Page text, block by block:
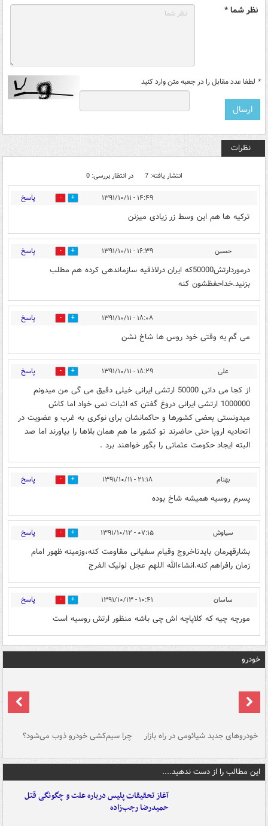
نظر شما *
* لطفا عدد مقابل را در جعبه متن وارد کنید
نظرات
انتشار یافته: 7 در انتظار بررسی: 0
۱۴:۴۹ - ۱۳۹۱/۱۰/۱۱ 0 پاسخ
ترکیه ها هم این وسط زر زیادی میزنن
حسین ۱۶:۳۹ - ۱۳۹۱/۱۰/۱۱ 0 پاسخ
درموردارتش50000که ایران درلاذقیه سازماندهی کرده هم مطلب
بزنید.خداحفظشون کنه
۱۸:۰۸ - ۱۳۹۱/۱۰/۱۱ 0 پاسخ
می گم یه وقتی خود روس ها شاخ نشن
علی ۱۸:۲۹ - ۱۳۹۱/۱۰/۱۱ 0 پاسخ
از کجا می دانی 50000 ارتشی ایرانی خیلی دقیق می گی من میدونم
1000000 ارتشی ایرانی دروغ گفتن که اثبات نمی خواد اما کاش
میدونستی بعضی کشورها و حاکمانشان برای نوکری به غرب و عضویت در
اتحادیه اروپا حتی حاضرند تو کشور ما هم همان بلاها را بیاورند اما صد
البته ایجاد حکومت عثمانی را بگور خواهند برد .
بهنام ۲۱:۱۸ - ۱۳۹۱/۱۰/۱۱ 0 پاسخ
پسرم روسیه همیشه شاخ بوده
سیاوش ۰۷:۱۵ - ۱۳۹۱/۱۰/۱۲ 0 پاسخ
بشارقهرمان بایدتاخروج وقیام سفیانی مقاومت کنه،وزمینه ظهور امام
زمان رافراهم کنه.انشاءالله اللهم عجل لولیک الفرج‎ ‎
ساسان ۱۰:۴۱ - ۱۳۹۱/۱۰/۱۳ 0 پاسخ
مورچه چیه که کلاپاچه اش چی باشه منظور ارتش روسیه است
خودرو
خودروهای جدید شیائومی در راه بازار چرا سیم‌کشی خودرو ذوب می‌شود؟
این مطالب را از دست ندهید....
آغاز تحقیقات پلیس درباره علت و چگونگی قتل
حمیدرضا رجب‌زاده